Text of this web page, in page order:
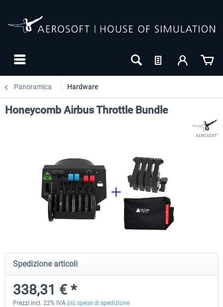
Panoramica Hardware
Honeycomb - Flight Sim USB Hub
51,25 € *
Honeycomb Airbus Throttle Bundle
Spedizione articoli
338,31 € *
Prezzi incl. 22% IVA più spese di spedizione